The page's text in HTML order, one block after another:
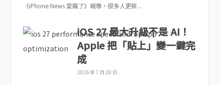
《iPhone News 愛瘋了》報導，很多人更新...
iOS 27 最大升級不是 AI！
Apple 把「貼上」變一鍵完
成
2026 年 7 月 28 日